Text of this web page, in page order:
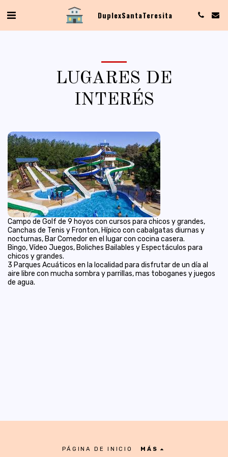
Duplex Santa Teresita
LUGARES DE
INTERÉS
Campo de Golf de 9 hoyos con cursos para chicos y grandes,
Canchas de Tenis y Fronton, Hípico con cabalgatas diurnas y
nocturnas, Bar Comedor en el lugar con cocina casera.
Bingo, Vídeo Juegos, Boliches Bailables y Espectáculos para
chicos y grandes.
3 Parques Acuáticos en la localidad para disfrutar de un día al
aire libre con mucha sombra y parrillas, mas toboganes y juegos
de agua.
PÁGINA DE INICIO MÁS